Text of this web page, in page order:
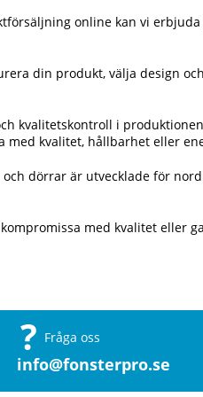
online kan vi
din produkt, välja design
kvalitetskontroll i
med kvalitet, hållbarhet eller
dörrar är utvecklade för
med kvalitet eller
Fråga oss
info@fonsterpro.se